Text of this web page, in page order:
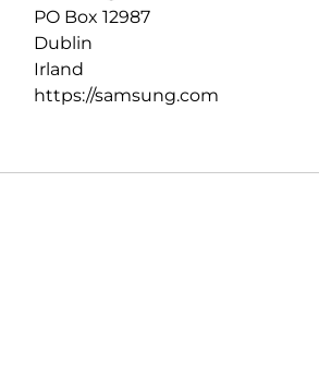
PO Box 12987
Dublin
Irland
https://samsung.com